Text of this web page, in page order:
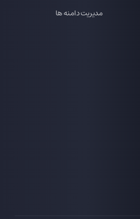
مدیریت دامنه ها